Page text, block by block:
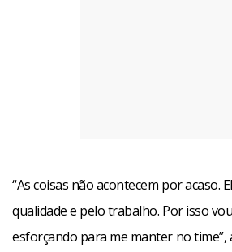
“As coisas não acontecem por acaso.
qualidade e pelo trabalho. Por isso
esforçando para me manter no